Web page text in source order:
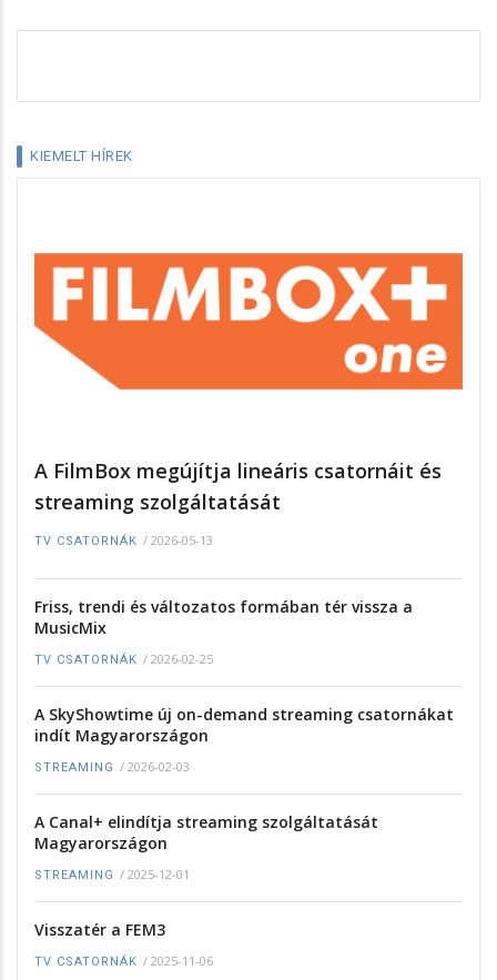
KIEMELT HÍREK
A FilmBox megújítja lineáris csatornáit és
streaming szolgáltatását
TV CSATORNÁK / 2026-05-13
Friss, trendi és változatos formában tér vissza a
MusicMix
TV CSATORNÁK / 2026-02-25
A SkyShowtime új on-demand streaming csatornákat
indít Magyarországon
STREAMING / 2026-02-03
A Canal+ elindítja streaming szolgáltatását
Magyarországon
STREAMING / 2025-12-01
Visszatér a FEM3
TV CSATORNÁK / 2025-11-06